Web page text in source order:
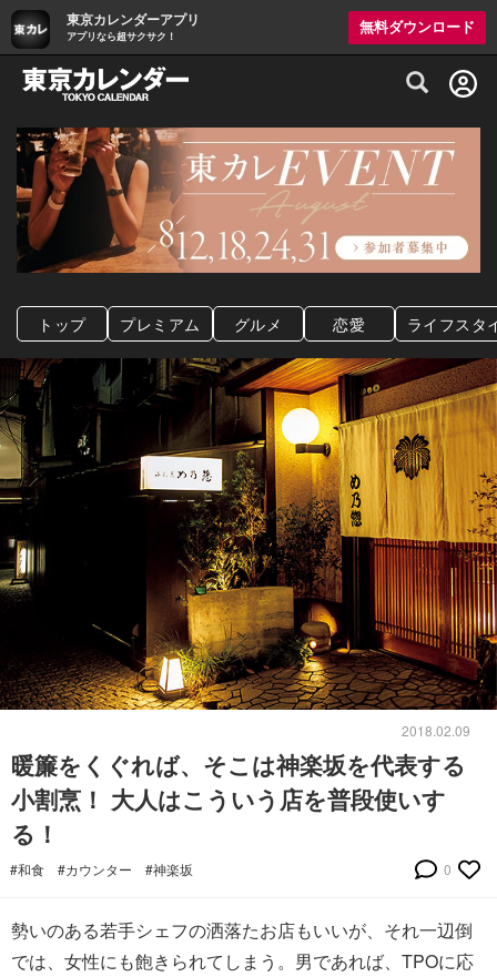
東京カレンダーアプリ
アプリなら超サクサク！
無料ダウンロード
グルメ情報・プレミアムレストラン予約
トップ プレミアム グルメ 恋愛 ライフスタ
2018.02.09
暖簾をくぐれば、そこは神楽坂を代表する
小割烹！ 大人はこういう店を普段使いす
る！
#和食 #カウンター #神楽坂 0
勢いのある若手シェフの洒落たお店もいいが、それ一辺倒
では、女性にも飽きられてしまう。男であれば、TPOに応